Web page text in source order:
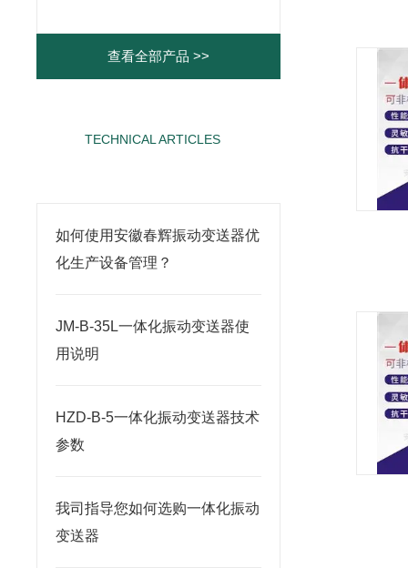
查看全部产品 >>
TECHNICAL ARTICLES
如何使用安徽春辉振动变送器优
化生产设备管理？
JM-B-35L一体化振动变送器使
用说明
HZD-B-5一体化振动变送器技术
参数
我司指导您如何选购一体化振动
变送器